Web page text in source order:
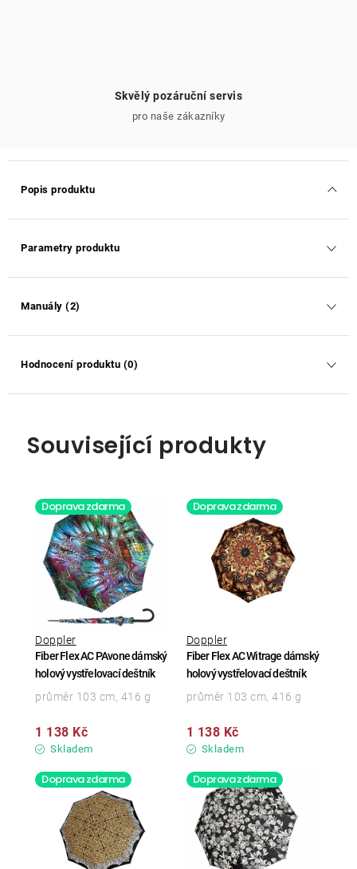
Skvělý pozáruční servis
pro naše zákazníky
Popis produktu
Parametry produktu
Manuály (2)
Hodnocení produktu (0)
Související produkty
Doprava zdarma
Fiber Flex AC PAvone dámský
holový vystřelovací deštník
Doppler
Skladem
1 138 Kč
průměr 103 cm, 416 g
Doprava zdarma
Fiber Flex AC Witrage dámský
holový vystřelovací deštník
Doppler
Skladem
1 138 Kč
průměr 103 cm, 416 g
Doprava zdarma Doprava zdarma